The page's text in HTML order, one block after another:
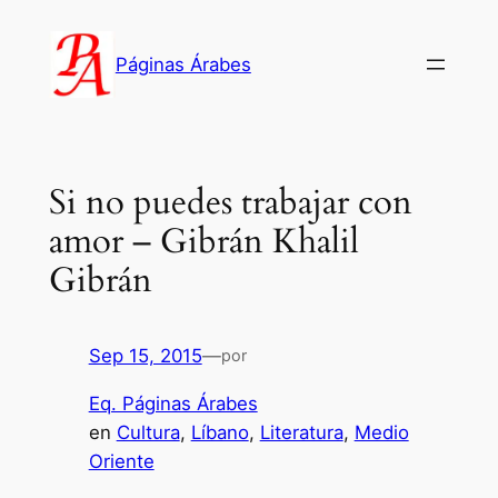
contenido
Páginas Árabes
Si no puedes trabajar con
amor – Gibrán Khalil
Gibrán
Sep 15, 2015—por
Eq. Páginas Árabes
en Cultura, Líbano, Literatura, Medio
Oriente